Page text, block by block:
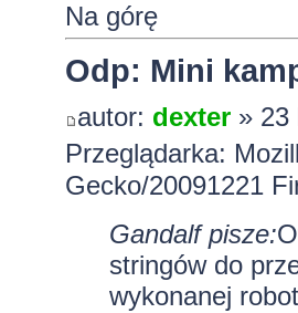
Na górę
Odp: Mini
autor: dexter» 23
Przeglądarka:
Gecko/20091221
Gandalf pisze:
stringów do
wykonanej